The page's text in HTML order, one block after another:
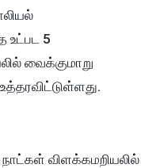
உட்பட 5
வைக்குமாறு
விளக்கமறியலில்